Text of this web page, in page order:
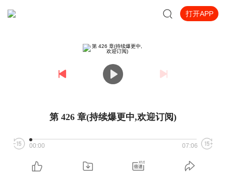
打开APP
第 426 章(持续爆更中,欢迎订阅)
00:00 07:06